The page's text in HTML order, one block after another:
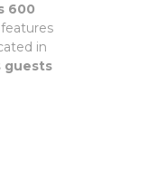
600
in
guests